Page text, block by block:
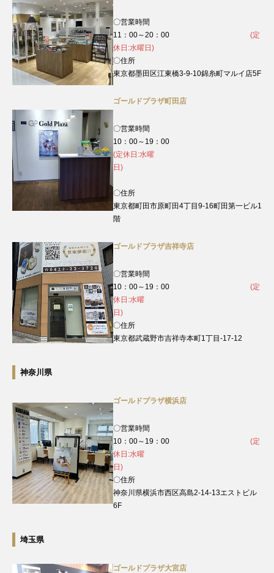
〇営業時間
11：00～20：00 (定
休日:水曜日)
〇住所
東京都墨田区江東橋3-9-10錦糸町マルイ店5F
ゴールドプラザ町田店
〇営業時間
10：00～19：00
(定休日:水曜
日)
〇住所
東京都町田市原町田4丁目9‐16町田第一ビル1
階
ゴールドプラザ吉祥寺店
〇営業時間
10：00～19：00 (定
休日:水曜
日)
〇住所
東京都武蔵野市吉祥寺本町1丁目-17-12
神奈川県
ゴールドプラザ横浜店
〇営業時間
10：00～19：00 (定
休日:水曜
日)
〇住所
神奈川県横浜市西区高島2-14-13エストビル
6F
埼玉県
ゴールドプラザ大宮店